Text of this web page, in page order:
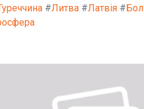
#Литва #Латвія #